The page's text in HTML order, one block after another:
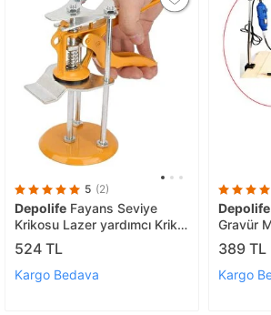
5 (2)
Depolife Fayans Seviye
Krikosu Lazer yardımcı Kriko
Yükseklik Konumlandırıcı
Kapı seramik Tesviye
Sabitleme Aleti
524 TL
Kargo Bedava
Depolife
Gravür
Uzatma
Hortum
389 TL
Kargo